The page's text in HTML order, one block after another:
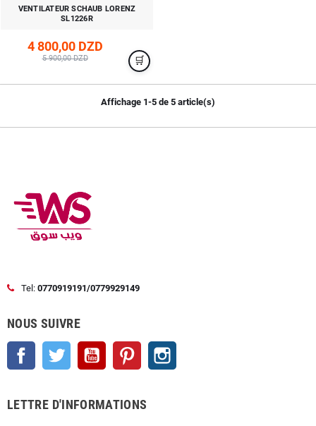
VENTILATEUR SCHAUB LORENZ
SL1226R
4 800,00 DZD
5 900,00 DZD
Affichage 1-5 de 5 article(s)
Tel: 0770919191/0779929149
NOUS SUIVRE
Facebook Twitter YouTube Pinterest
LETTRE D'INFORMATIONS